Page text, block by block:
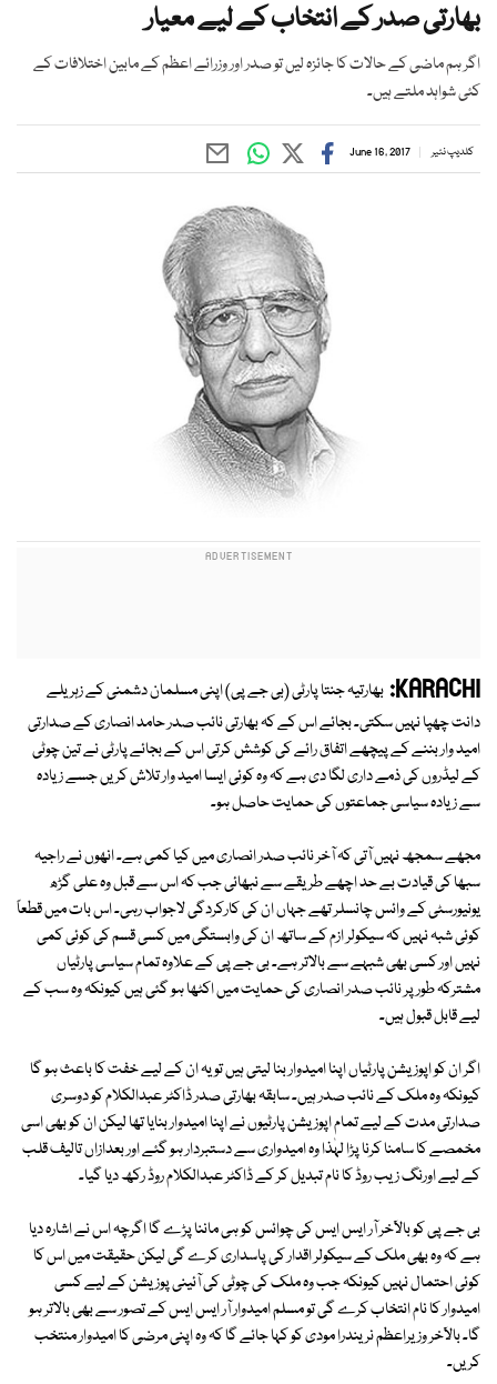
بھارتی صدر کے انتخاب کے لیے معیار
اگر ہم ماضی کے حالات کا جائزہ لیں تو صدر اور وزرائے اعظم کے مابین اختلافات کے
کئی شواہد ملتے ہیں۔
کلدیپ نئیر June 16, 2017
KARACHI: بھارتیہ جنتا پارٹی (بی جے پی) اپنی مسلمان دشمنی کے زہریلے
دانت چھپا نہیں سکتی۔ بجائے اس کے کہ بھارتی نائب صدر حامد انصاری کے صدارتی
امید وار بننے کے پیچھے اتفاق رائے کی کوشش کرتی اس کے بجائے پارٹی نے تین چوٹی
کے لیڈروں کی ذمے داری لگا دی ہے کہ وہ کوئی ایسا امید وار تلاش کریں جسے زیادہ
سے زیادہ سیاسی جماعتوں کی حمایت حاصل ہو۔
مجھے سمجھ نہیں آتی کہ آخر نائب صدر انصاری میں کیا کمی ہے۔ انھوں نے راجیہ
سبھا کی قیادت بے حد اچھے طریقے سے نبھائی جب کہ اس سے قبل وہ علی گڑھ
یونیورسٹی کے وائس چانسلر تھے جہاں ان کی کارکردگی لاجواب رہی۔ اس بات میں قطعاً
کوئی شبہ نہیں کہ سیکولر ازم کے ساتھ ان کی وابستگی میں کسی قسم کی کوئی کمی
نہیں اور کسی بھی شبہے سے بالاتر ہے۔ بی جے پی کے علاوہ تمام سیاسی پارٹیاں
مشترکہ طور پر نائب صدر انصاری کی حمایت میں اکٹھا ہو گئی ہیں کیونکہ وہ سب کے
لیے قابل قبول ہیں۔
اگر ان کو اپوزیشن پارٹیاں اپنا امیدوار بنا لیتی ہیں تو یہ ان کے لیے خفت کا باعث ہو گا
کیونکہ وہ ملک کے نائب صدر ہیں۔ سابقہ بھارتی صدر ڈاکٹر عبدالکلام کو دوسری
صدارتی مدت کے لیے تمام اپوزیشن پارٹیوں نے اپنا امیدوار بنایا تھا لیکن ان کو بھی اسی
مخمصے کا سامنا کرنا پڑا لہٰذا وہ امیدواری سے دستبردار ہو گئے اور بعدازاں تالیف قلب
کے لیے اورنگ زیب روڈ کا نام تبدیل کر کے ڈاکٹر عبدالکلام روڈ رکھ دیا گیا۔
بی جے پی کو بالآخر آر ایس ایس کی چوائس کو ہی ماننا پڑے گا اگرچہ اس نے اشارہ دیا
ہے کہ وہ بھی ملک کے سیکولر اقدار کی پاسداری کرے گی لیکن حقیقت میں اس کا
کوئی احتمال نہیں کیونکہ جب وہ ملک کی چوٹی کی آئینی پوزیشن کے لیے کسی
امیدوار کا نام انتخاب کرے گی تو مسلم امیدوار آر ایس ایس کے تصور سے بھی بالاتر ہو
گا۔ بالآخر وزیراعظم نریندرا مودی کو کہا جائے گا کہ وہ اپنی مرضی کا امیدوار منتخب
کریں۔